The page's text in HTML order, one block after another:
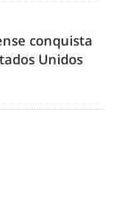
conquista
Unidos